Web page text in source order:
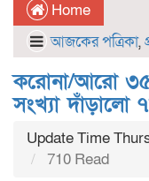
Home
আজকের পত্রিকা,
করোনা/আরো
সংখ্যা দাঁড়ালো
Update Time
710 Read